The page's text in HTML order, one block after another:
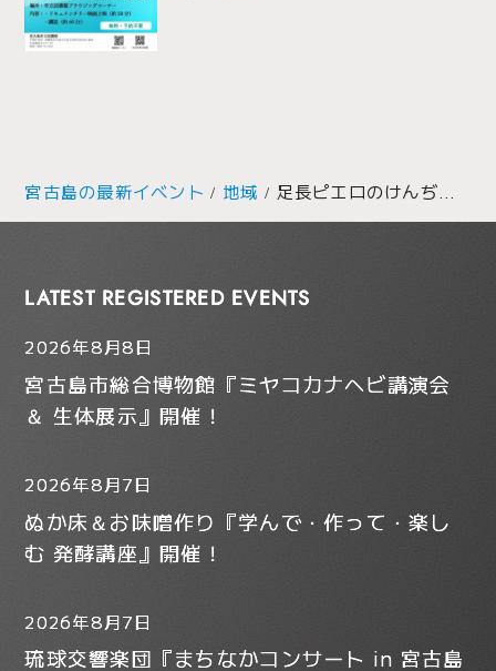
宮古島の最新イベント 地域 足長ピエロのけんぢバルーンプレゼント @サンエー宮古島シティ
LATEST REGISTERED EVENTS
2026年8月8日
宮古島市総合博物館『ミヤコカナヘビ講演会
＆ 生体展示』開催！
2026年8月7日
ぬか床＆お味噌作り『学んで・作って・楽し
む 発酵講座』開催！
2026年8月7日
琉球交響楽団『まちなかコンサート in 宮古島